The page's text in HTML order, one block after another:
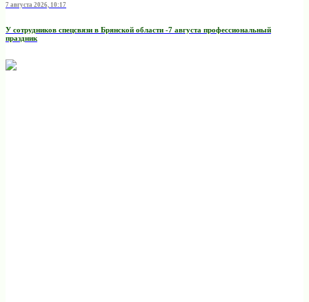
7 августа 2026, 10:17
У сотрудников спецсвязи в Брянской области -7 августа профессиональный
праздник